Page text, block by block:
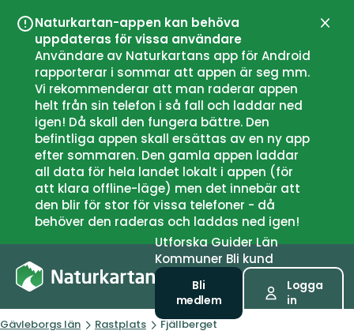
Naturkartan-appen kan behöva
uppdateras för vissa användare
Användare av Naturkartans app för Android
rapporterar i sommar att appen är seg mm.
Vi rekommenderar att man raderar appen
helt från sin telefon i så fall och laddar ned
igen! Då skall den fungera bättre. Den
befintliga appen skall ersättas av en ny app
efter sommaren. Den gamla appen laddar
all data för hela landet lokalt i appen (för
att klara offline-läge) men det innebär att
den blir för stor för vissa telefoner - då
behöver den raderas och laddas ned igen!
UtforskaGuiderLän
Kommuner Bli kund
Bli
medlem
Logga
in
Gävleborgs län Rastplats Fjällberget